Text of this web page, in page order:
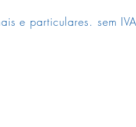
e particulares. sem